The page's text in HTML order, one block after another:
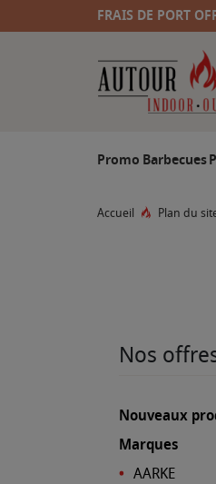
FRAIS DE PORT
Promo Barbecues
Accueil Plan du
Nos
Nouveaux
Marques
AARKE